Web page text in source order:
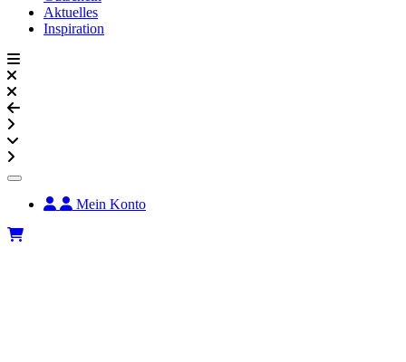
Aktuelles
Inspiration
Mein Konto